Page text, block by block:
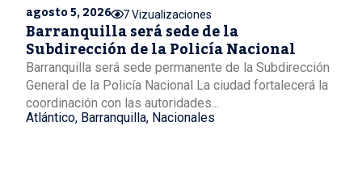
agosto 5, 2026 7 Vizualizaciones
Barranquilla será sede de la
Subdirección de la Policía Nacional
Barranquilla será sede permanente de la Subdirección
General de la Policía Nacional La ciudad fortalecerá la
coordinación con las autoridades...
Atlántico, Barranquilla, Nacionales